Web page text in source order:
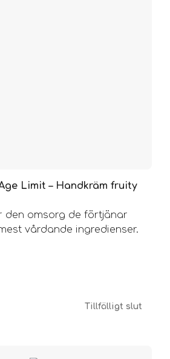
Limit – Handkräm fruity
den omsorg de förtjänar
vårdande ingredienser.
Tillfälligt slut